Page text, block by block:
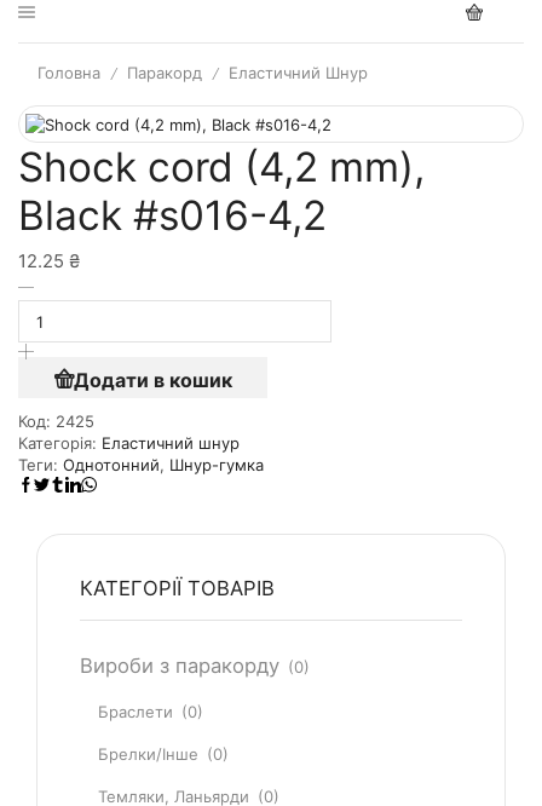
Головна / Паракорд / Еластичний Шнур
Shock cord (4,2 mm),
Black #s016-4,2
12.25 ₴
Додати в кошик
Код: 2425
Категорія: Еластичний шнур
Теги: Однотонний, Шнур-гумка
КАТЕГОРІЇ ТОВАРІВ
Вироби з паракорду (0)
Браслети (0)
Брелки/Інше (0)
Темляки, Ланьярди (0)